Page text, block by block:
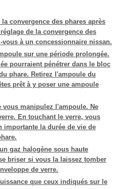
la convergence des phares après
de la convergence des
vous à un concessionnaire nissan.
sur une période prolongée.
pourraient pénétrer dans le bloc
phare. Retirez l'ampoule du
prêt à y poser une ampoule
vous manipulez l'ampoule. Ne
En touchant le verre, vous
importante la durée de vie de
gaz halogène sous haute
briser si vous la laissez tomber
de verre.
que ceux indiqués sur le